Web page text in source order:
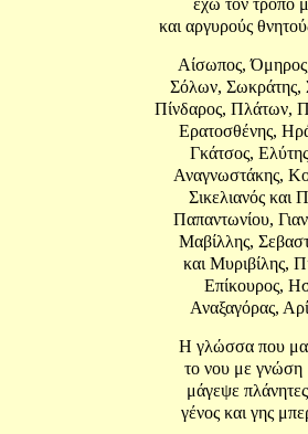
έχω τον τρόπο
και αργυρούς
Αίσωπος,
Σόλων, Σωκράτης,
Πίνδαρος, Πλάτων,
Ερατοσθένης,
Γκάτσος,
Αναγνωστάκης,
Σικελιανός και
Παπαντωνίου,
Μαβίλλης,
και Μυριβίλης,
Επίκουρος,
Αναξαγόρας,
Η γλώσσα που
το νου με γνώση
μάγεψε
γένος και γης